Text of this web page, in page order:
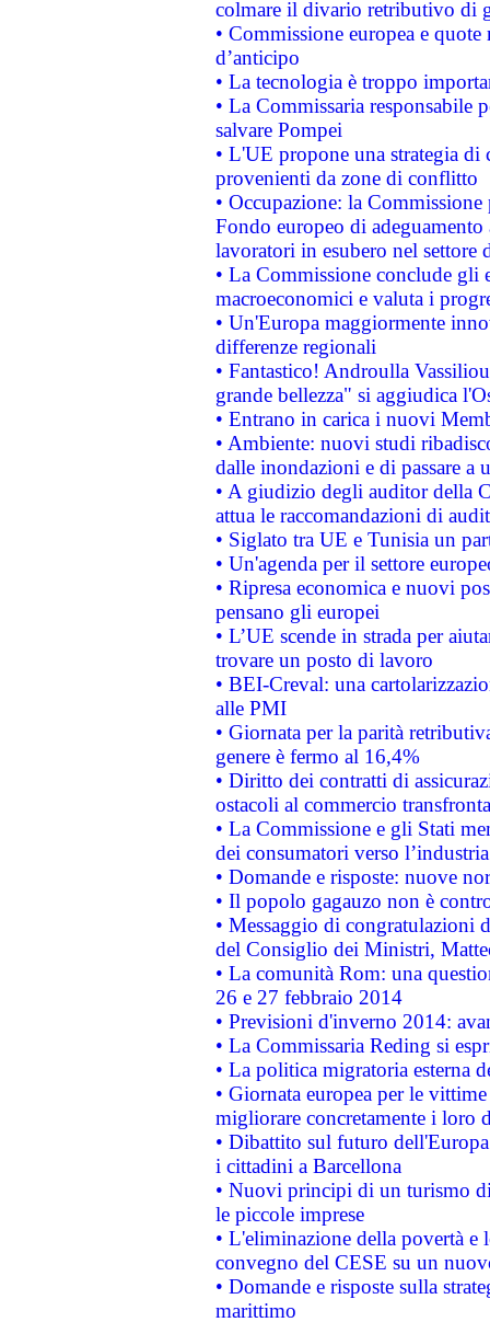
colmare il divario retributivo di
• Commissione europea e
d’anticipo
• La tecnologia è troppo
• La Commissaria responsabile
salvare Pompei
• L'UE propone una strategia
provenienti da zone di conflitto
• Occupazione: la
Fondo europeo di
lavoratori in esubero nel
• La Commissione conclude
macroeconomici e valuta i
• Un'Europa maggiormente
differenze regionali
• Fantastico! Androulla
grande bellezza" si aggiudica
• Entrano in carica i nuovi
• Ambiente: nuovi studi
dalle inondazioni e di passare a
• A giudizio degli auditor della
attua le raccomandazioni di
• Siglato tra UE e Tunisia un
• Un'agenda per il settore
• Ripresa economica e nuovi
pensano gli europei
• L’UE scende in strada per
trovare un posto di lavoro
• BEI-Creval: una
alle PMI
• Giornata per la parità
genere è fermo al 16,4%
• Diritto dei contratti di
ostacoli al commercio
• La Commissione e gli Stati
dei consumatori verso
• Domande e risposte: nuove
• Il popolo gagauzo non è
• Messaggio di congratulazioni
del Consiglio dei Ministri,
• La comunità Rom: una
26 e 27 febbraio 2014
• Previsioni d'inverno 2014:
• La Commissaria Reding si
• La politica migratoria esterna
• Giornata europea per le
migliorare concretamente i loro
• Dibattito sul futuro
i cittadini a Barcellona
• Nuovi principi di un turismo
le piccole imprese
• L'eliminazione della povertà
convegno del CESE su un
• Domande e risposte sulla
marittimo